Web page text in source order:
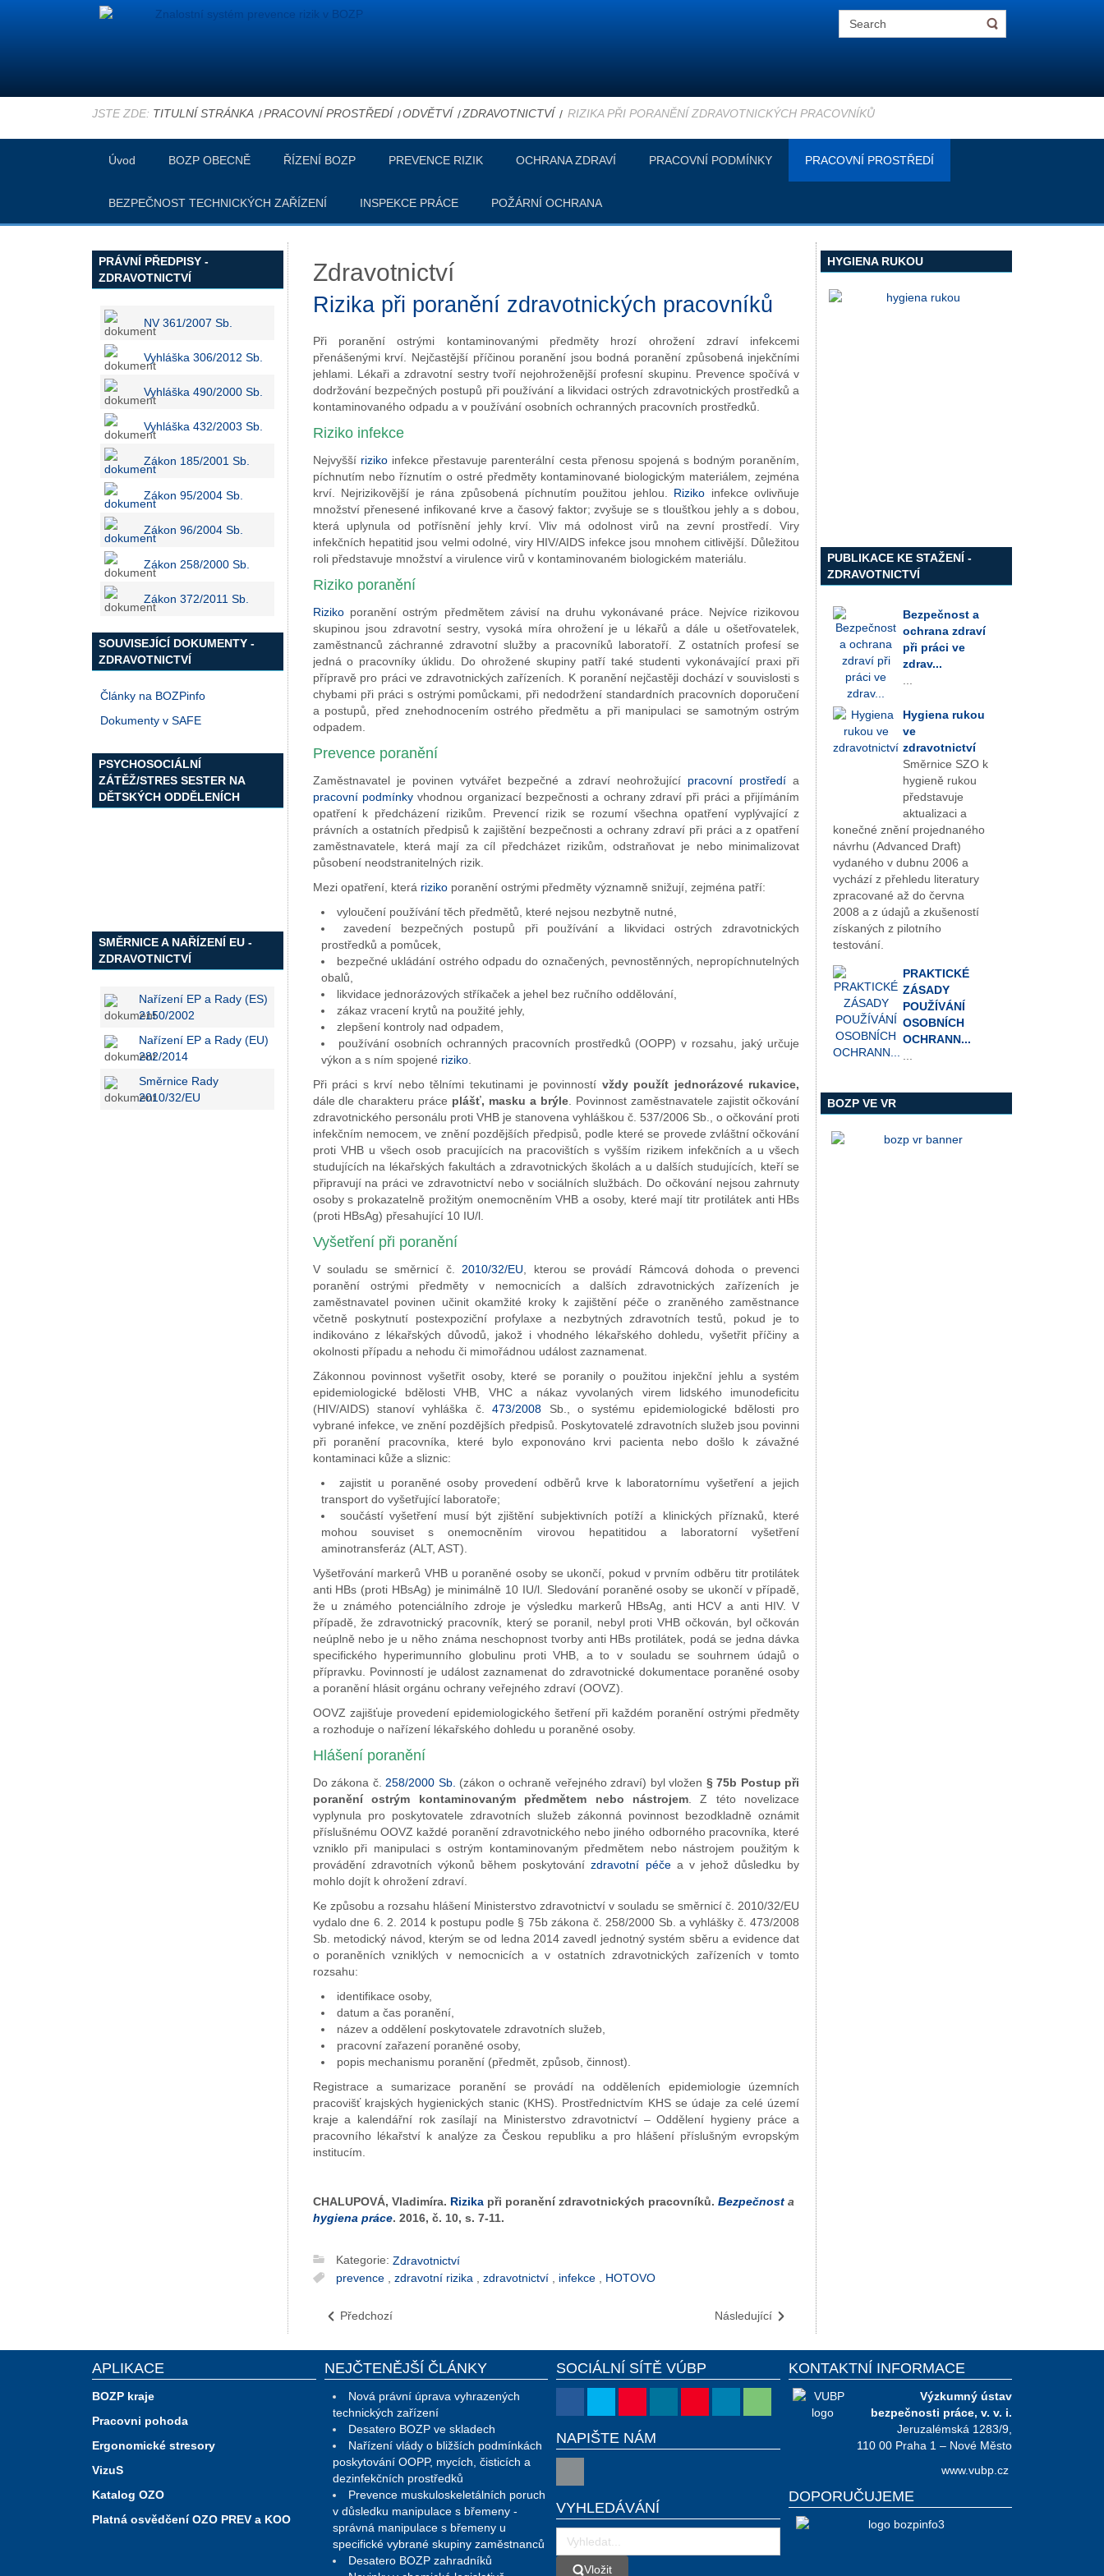
JSTE ZDE: TITULNÍ STRÁNKA PRACOVNÍ PROSTŘEDÍ ODVĚTVÍ ZDRAVOTNICTVÍ RIZIKA PŘI PORANĚNÍ ZDRAVOTNICKÝCH PRACOVNÍKŮ
Úvod BOZP OBECNĚ ŘÍZENÍ BOZP PREVENCE RIZIK OCHRANA ZDRAVÍ PRACOVNÍ PODMÍNKY PRACOVNÍ PROSTŘEDÍ
BEZPEČNOST TECHNICKÝCH ZAŘÍZENÍ INSPEKCE PRÁCE POŽÁRNÍ OCHRANA
PRÁVNÍ PŘEDPISY -
ZDRAVOTNICTVÍ
NV 361/2007 Sb.
Vyhláška 306/2012 Sb.
Vyhláška 490/2000 Sb.
Vyhláška 432/2003 Sb.
Zákon 185/2001 Sb.
Zákon 95/2004 Sb.
Zákon 96/2004 Sb.
Zákon 258/2000 Sb.
Zákon 372/2011 Sb.
SOUVISEJÍCÍ DOKUMENTY -
ZDRAVOTNICTVÍ
Články na BOZPinfo
Dokumenty v SAFE
PSYCHOSOCIÁLNÍ
ZÁTĚŽ/STRES SESTER NA
DĚTSKÝCH ODDĚLENÍCH
SMĚRNICE A NAŘÍZENÍ EU -
ZDRAVOTNICTVÍ
Nařízení EP a Rady (ES)
2150/2002
Nařízení EP a Rady (EU)
282/2014
Směrnice Rady
2010/32/EU
Zdravotnictví
Rizika při poranění zdravotnických pracovníků
Při poranění ostrými kontaminovanými předměty hrozí ohrožení zdraví infekcemi
přenášenými krví. Nejčastější příčinou poranění jsou bodná poranění způsobená injekčními
jehlami. Lékaři a zdravotní sestry tvoří nejohroženější profesní skupinu. Prevence spočívá v
dodržování bezpečných postupů při používání a likvidaci ostrých zdravotnických prostředků a
kontaminovaného odpadu a v používání osobních ochranných pracovních prostředků.
Riziko infekce
Nejvyšší rizikoinfekce přestavuje parenterální cesta přenosu spojená s bodným poraněním,
píchnutím nebo říznutím o ostré předměty kontaminované biologickým materiálem, zejména
krví. Nejrizikovější je rána způsobená píchnutím použitou jehlou. Riziko infekce ovlivňuje
množství přenesené infikované krve a časový faktor; zvyšuje se s tloušťkou jehly a s dobou,
která uplynula od potřísnění jehly krví. Vliv má odolnost virů na zevní prostředí. Viry
infekčních hepatitid jsou velmi odolné, viry HIV/AIDS infekce jsou mnohem citlivější. Důležitou
roli představuje množství a virulence virů v kontaminovaném biologickém materiálu.
Riziko poranění
Rizikoporanění ostrým předmětem závisí na druhu vykonávané práce. Nejvíce rizikovou
skupinou jsou zdravotní sestry, vysoká míra ohrožení je u lékařů a dále u ošetřovatelek,
zaměstnanců záchranné zdravotní služby a pracovníků laboratoří. Z ostatních profesí se
jedná o pracovníky úklidu. Do ohrožené skupiny patří také studenti vykonávající praxi při
přípravě pro práci ve zdravotnických zařízeních. K poranění nejčastěji dochází v souvislosti s
chybami při práci s ostrými pomůckami, při nedodržení standardních pracovních doporučení
a postupů, před znehodnocením ostrého předmětu a při manipulaci se samotným ostrým
odpadem.
Prevence poranění
Zaměstnavatel je povinen vytvářet bezpečné a zdraví neohrožující pracovní prostředía
pracovní podmínkyvhodnou organizací bezpečnosti a ochrany zdraví při práci a přijímáním
opatření k předcházení rizikům. Prevencí rizik se rozumí všechna opatření vyplývající z
právních a ostatních předpisů k zajištění bezpečnosti a ochrany zdraví při práci a z opatření
zaměstnavatele, která mají za cíl předcházet rizikům, odstraňovat je nebo minimalizovat
působení neodstranitelných rizik.
Mezi opatření, která rizikoporanění ostrými předměty významně snižují, zejména patří:
vyloučení používání těch předmětů, které nejsou nezbytně nutné,
zavedení bezpečných postupů při používání a likvidaci ostrých zdravotnických
prostředků a pomůcek,
bezpečné ukládání ostrého odpadu do označených, pevnostěnných, nepropíchnutelných
obalů,
likvidace jednorázových stříkaček a jehel bez ručního oddělování,
zákaz vracení krytů na použité jehly,
zlepšení kontroly nad odpadem,
používání osobních ochranných pracovních prostředků (OOPP) v rozsahu, jaký určuje
výkon a s ním spojené riziko.
Při práci s krví nebo tělními tekutinami je povinností vždy použít jednorázové rukavice,
dále dle charakteru práce plášť, masku a brýle. Povinnost zaměstnavatele zajistit očkování
zdravotnického personálu proti VHB je stanovena vyhláškou č. 537/2006 Sb., o očkování proti
infekčním nemocem, ve znění pozdějších předpisů, podle které se provede zvláštní očkování
proti VHB u všech osob pracujících na pracovištích s vyšším rizikem infekčních a u všech
studujících na lékařských fakultách a zdravotnických školách a u dalších studujících, kteří se
připravují na práci ve zdravotnictví nebo v sociálních službách. Do očkování nejsou zahrnuty
osoby s prokazatelně prožitým onemocněním VHB a osoby, které mají titr protilátek anti HBs
(proti HBsAg) přesahující 10 IU/l.
Vyšetření při poranění
V souladu se směrnicí č. 2010/32/EU , kterou se provádí Rámcová dohoda o prevenci
poranění ostrými předměty v nemocnicích a dalších zdravotnických zařízeních je
zaměstnavatel povinen učinit okamžité kroky k zajištění péče o zraněného zaměstnance
včetně poskytnutí postexpoziční profylaxe a nezbytných zdravotních testů, pokud je to
indikováno z lékařských důvodů, jakož i vhodného lékařského dohledu, vyšetřit příčiny a
okolnosti případu a nehodu či mimořádnou událost zaznamenat.
Zákonnou povinnost vyšetřit osoby, které se poranily o použitou injekční jehlu a systém
epidemiologické bdělosti VHB, VHC a nákaz vyvolaných virem lidského imunodeficitu
(HIV/AIDS) stanoví vyhláška č.473/2008 Sb., o systému epidemiologické bdělosti pro
vybrané infekce, ve znění pozdějších předpisů. Poskytovatelé zdravotních služeb jsou povinni
při poranění pracovníka, které bylo exponováno krvi pacienta nebo došlo k závažné
kontaminaci kůže a sliznic:
zajistit u poraněné osoby provedení odběrů krve k laboratornímu vyšetření a jejich
transport do vyšetřující laboratoře;
součástí vyšetření musí být zjištění subjektivních potíží a klinických příznaků, které
mohou souviset s onemocněním virovou hepatitidou a laboratorní vyšetření
aminotransferáz (ALT, AST).
Vyšetřování markerů VHB u poraněné osoby se ukončí, pokud v prvním odběru titr protilátek
anti HBs (proti HBsAg) je minimálně 10 IU/l. Sledování poraněné osoby se ukončí v případě,
že u známého potenciálního zdroje je výsledku markerů HBsAg, anti HCV a anti HIV. V
případě, že zdravotnický pracovník, který se poranil, nebyl proti VHB očkován, byl očkován
neúplně nebo je u něho známa neschopnost tvorby anti HBs protilátek, podá se jedna dávka
specifického hyperimunního globulinu proti VHB, a to v souladu se souhrnem údajů o
přípravku. Povinností je událost zaznamenat do zdravotnické dokumentace poraněné osoby
a poranění hlásit orgánu ochrany veřejného zdraví (OOVZ).
OOVZ zajišťuje provedení epidemiologického šetření při každém poranění ostrými předměty
a rozhoduje o nařízení lékařského dohledu u poraněné osoby.
Hlášení poranění
Do zákona č. 258/2000 Sb. (zákon o ochraně veřejného zdraví) byl vložen § 75b Postup při
poranění ostrým kontaminovaným předmětem nebo nástrojem. Z této novelizace
vyplynula pro poskytovatele zdravotních služeb zákonná povinnost bezodkladně oznámit
příslušnému OOVZ každé poranění zdravotnického nebo jiného odborného pracovníka, které
vzniklo při manipulaci s ostrým kontaminovaným předmětem nebo nástrojem použitým k
provádění zdravotních výkonů během poskytovánízdravotní péčea v jehož důsledku by
mohlo dojít k ohrožení zdraví.
Ke způsobu a rozsahu hlášení Ministerstvo zdravotnictví v souladu se směrnicí č. 2010/32/EU
vydalo dne 6. 2. 2014 k postupu podle § 75b zákona č. 258/2000 Sb. a vyhlášky č. 473/2008
Sb. metodický návod, kterým se od ledna 2014 zavedl jednotný systém sběru a evidence dat
o poraněních vzniklých v nemocnicích a v ostatních zdravotnických zařízeních v tomto
rozsahu:
identifikace osoby,
datum a čas poranění,
název a oddělení poskytovatele zdravotních služeb,
pracovní zařazení poraněné osoby,
popis mechanismu poranění (předmět, způsob, činnost).
Registrace a sumarizace poranění se provádí na odděleních epidemiologie územních
pracovišť krajských hygienických stanic (KHS). Prostřednictvím KHS se údaje za celé území
kraje a kalendářní rok zasílají na Ministerstvo zdravotnictví – Oddělení hygieny práce a
pracovního lékařství k analýze za Českou republiku a pro hlášení příslušným evropským
institucím.
CHALUPOVÁ, Vladimíra. Rizikapři poranění zdravotnických pracovníků. Bezpečnosta
hygiena práce. 2016, č. 10, s. 7-11.
Kategorie: Zdravotnictví
prevence
zdravotní rizika zdravotnictví infekce HOTOVO
Předchozí Následující
HYGIENA RUKOU
PUBLIKACE KE STAŽENÍ -
ZDRAVOTNICTVÍ
Bezpečnost a
ochrana zdraví
při práci ve
zdrav...
Hygiena rukou
ve
zdravotnictví
Směrnice SZO k
hygieně rukou
představuje
aktualizaci a
konečné znění projednaného
návrhu (Advanced Draft)
vydaného v dubnu 2006 a
vychází z přehledu literatury
zpracované až do června
2008 a z údajů a zkušeností
získaných z pilotního
testování.
PRAKTICKÉ
ZÁSADY
POUŽÍVÁNÍ
OSOBNÍCH
OCHRANN...
BOZP VE VR
APLIKACE
BOZP kraje
Pracovni pohoda
Ergonomické stresory
VizuS
Katalog OZO
Platná osvědčení OZO PREV a KOO
NEJČTENĚJŠÍ ČLÁNKY
Nová právní úprava vyhrazených
technických zařízení
Desatero BOZP ve skladech
Nařízení vlády o bližších podmínkách
poskytování OOPP, mycích, čisticích a
dezinfekčních prostředků
Prevence muskuloskeletálních poruch
v důsledku manipulace s břemeny -
správná manipulace s břemeny u
specifické vybrané skupiny zaměstnanců
Desatero BOZP zahradníků
SOCIÁLNÍ SÍTĚ VÚBP
NAPIŠTE NÁM
VYHLEDÁVÁNÍ
VložitVložit
KONTAKTNÍ INFORMACE
Výzkumný ústav
bezpečnosti práce, v. v. i.
Jeruzalémská 1283/9,
110 00 Praha 1 – Nové Město
www.vubp.cz
DOPORUČUJEME